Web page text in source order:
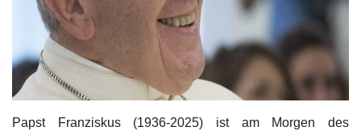
Kultur
Geschichte
Papst Franziskus (1936-2025) ist am Morgen des